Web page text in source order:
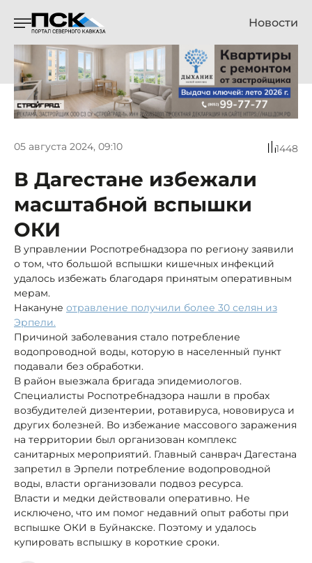
Новости
05 августа 2024, 09:10 1448
В Дагестане избежали
масштабной вспышки
ОКИ
В управлении Роспотребнадзора по региону заявили
о том, что большой вспышки кишечных инфекций
удалось избежать благодаря принятым оперативным
мерам.
Накануне отравление получили более 30 селян из
Эрпели.
Причиной заболевания стало потребление
водопроводной воды, которую в населенный пункт
подавали без обработки.
В район выезжала бригада эпидемиологов.
Специалисты Роспотребнадзора нашли в пробах
возбудителей дизентерии, ротавируса, нововируса и
других болезней. Во избежание массового заражения
на территории был организован комплекс
санитарных мероприятий. Главный санврач Дагестана
запретил в Эрпели потребление водопроводной
воды, власти организовали подвоз ресурса.
Власти и медки действовали оперативно. Не
исключено, что им помог недавний опыт работы при
вспышке ОКИ в Буйнакске. Поэтому и удалось
купировать вспышку в короткие сроки.